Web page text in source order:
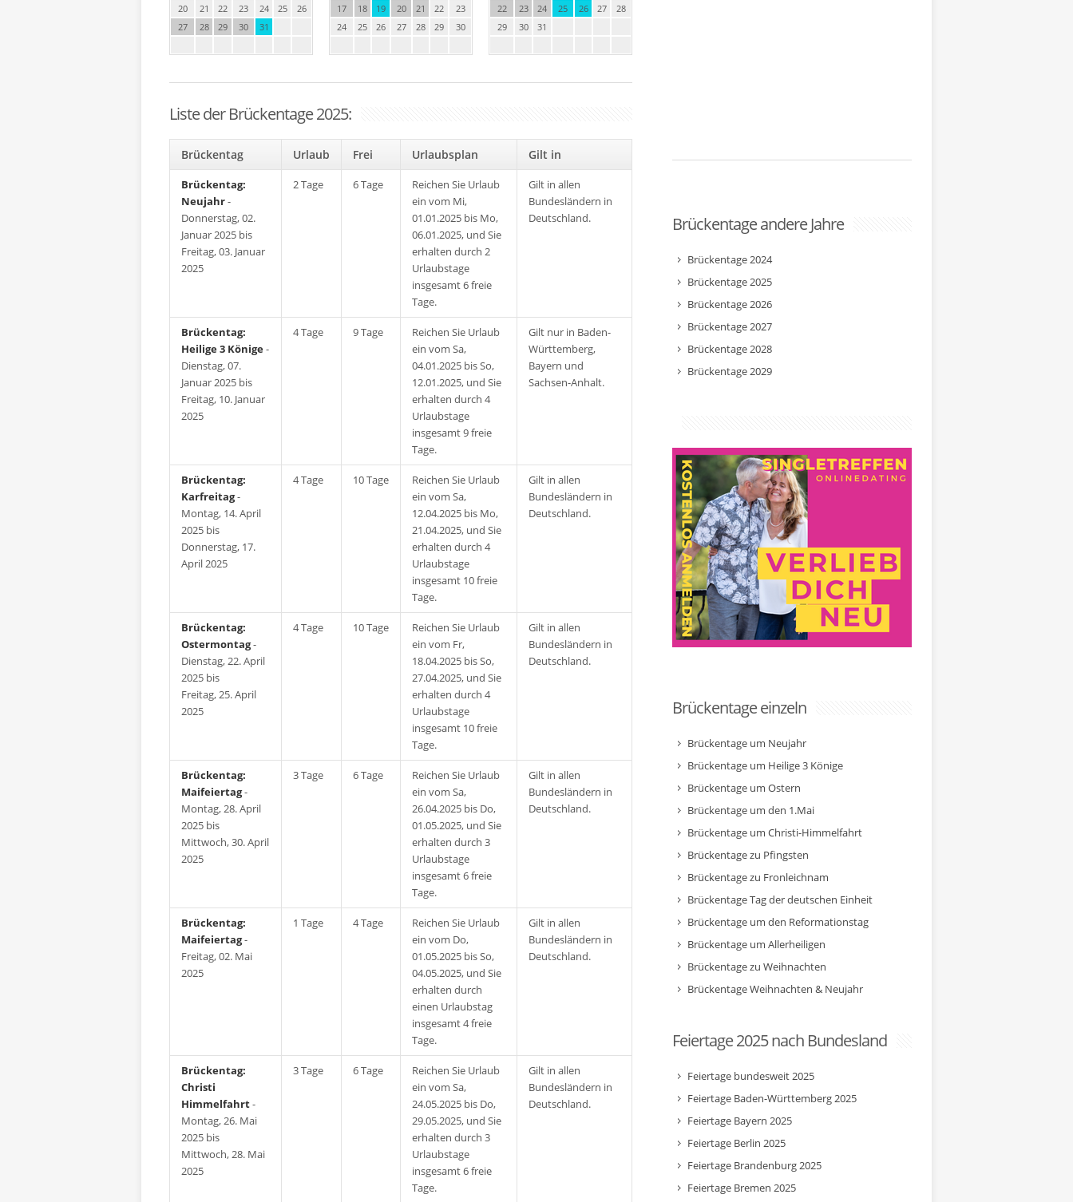
20
21 22 23 24 25
26
27
28 29 30 31
17
18 19 20 21 22
23
24
25 26 27 28 29 30
22
23 24 25 26 27
28
29
30 31
Liste der Brückentage 2025:
Brückentag Urlaub Frei Urlaubsplan Gilt in
Brückentag:
Neujahr-
Donnerstag, 02.
Januar 2025 bis
Freitag, 03. Januar
2025
2 Tage 6 Tage
Reichen Sie Urlaub
ein vom Mi,
01.01.2025 bis Mo,
06.01.2025, und Sie
erhalten durch 2
Urlaubstage
insgesamt 6 freie
Tage.
Gilt in allen
Bundesländern in
Deutschland.
Brückentag:
Heilige 3 Könige-
Dienstag, 07.
Januar 2025 bis
Freitag, 10. Januar
2025
4 Tage 9 Tage
Reichen Sie Urlaub
ein vom Sa,
04.01.2025 bis So,
12.01.2025, und Sie
erhalten durch 4
Urlaubstage
insgesamt 9 freie
Tage.
Gilt nur in Baden-
Württemberg,
Bayern und
Sachsen-Anhalt.
Brückentag:
Karfreitag-
Montag, 14. April
2025 bis
Donnerstag, 17.
April 2025
4 Tage 10 Tage
Reichen Sie Urlaub
ein vom Sa,
12.04.2025 bis Mo,
21.04.2025, und Sie
erhalten durch 4
Urlaubstage
insgesamt 10 freie
Tage.
Gilt in allen
Bundesländern in
Deutschland.
Brückentag:
Ostermontag-
Dienstag, 22. April
2025 bis
Freitag, 25. April
2025
4 Tage 10 Tage
Reichen Sie Urlaub
ein vom Fr,
18.04.2025 bis So,
27.04.2025, und Sie
erhalten durch 4
Urlaubstage
insgesamt 10 freie
Tage.
Gilt in allen
Bundesländern in
Deutschland.
Brückentag:
Maifeiertag-
Montag, 28. April
2025 bis
Mittwoch, 30. April
2025
3 Tage 6 Tage
Reichen Sie Urlaub
ein vom Sa,
26.04.2025 bis Do,
01.05.2025, und Sie
erhalten durch 3
Urlaubstage
insgesamt 6 freie
Tage.
Gilt in allen
Bundesländern in
Deutschland.
Brückentag:
Maifeiertag-
Freitag, 02. Mai
2025
1 Tage 4 Tage
Reichen Sie Urlaub
ein vom Do,
01.05.2025 bis So,
04.05.2025, und Sie
erhalten durch
einen Urlaubstag
insgesamt 4 freie
Tage.
Gilt in allen
Bundesländern in
Deutschland.
Brückentag:
Christi
Himmelfahrt-
Montag, 26. Mai
2025 bis
Mittwoch, 28. Mai
2025
3 Tage 6 Tage
Reichen Sie Urlaub
ein vom Sa,
24.05.2025 bis Do,
29.05.2025, und Sie
erhalten durch 3
Urlaubstage
insgesamt 6 freie
Tage.
Gilt in allen
Bundesländern in
Deutschland.
Brückentage andere Jahre
Brückentage 2024
Brückentage 2025
Brückentage 2026
Brückentage 2027
Brückentage 2028
Brückentage 2029
Brückentage einzeln
Brückentage um Neujahr
Brückentage um Heilige 3 Könige
Brückentage um Ostern
Brückentage um den 1.Mai
Brückentage um Christi-Himmelfahrt
Brückentage zu Pfingsten
Brückentage zu Fronleichnam
Brückentage Tag der deutschen Einheit
Brückentage um den Reformationstag
Brückentage um Allerheiligen
Brückentage zu Weihnachten
Brückentage Weihnachten & Neujahr
Feiertage 2025 nach Bundesland
Feiertage bundesweit 2025
Feiertage Baden-Württemberg 2025
Feiertage Bayern 2025
Feiertage Berlin 2025
Feiertage Brandenburg 2025
Feiertage Bremen 2025